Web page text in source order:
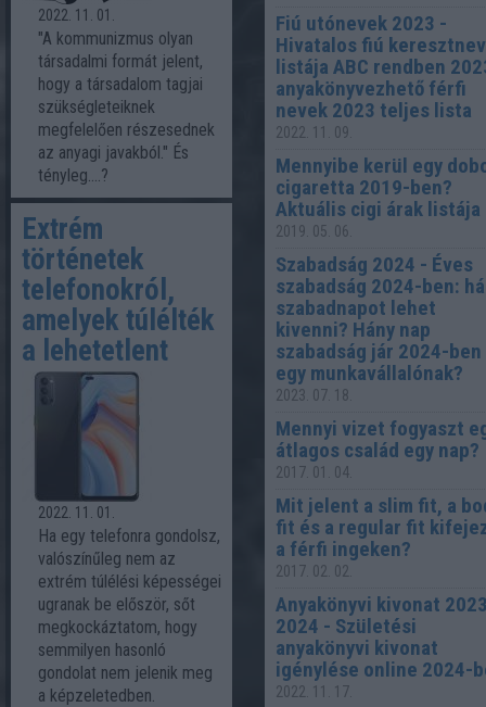
2022. 11. 01.
"A kommunizmus olyan
társadalmi formát jelent,
hogy a társadalom tagjai
szükségleteiknek
megfelelően részesednek
az anyagi javakból." És
tényleg....?
Extrém
történetek
telefonokról,
amelyek túlélték
a lehetetlent
2022. 11. 01.
Ha egy telefonra gondolsz,
valószínűleg nem az
extrém túlélési képességei
ugranak be először, sőt
megkockáztatom, hogy
semmilyen hasonló
gondolat nem jelenik meg
a képzeletedben.
Fiú utónevek 2023 -
Hivatalos fiú
listája ABC rendben
anyakönyvezhető férfi
nevek 2023 teljes lista
2022. 11. 09.
Mennyibe kerül egy
cigaretta 2019-ben?
Aktuális cigi árak listája
2019. 05. 06.
Szabadság 2024 - Éves
szabadság 2024-ben:
szabadnapot lehet
kivenni? Hány nap
szabadság jár 2024-ben
egy munkavállalónak?
2023. 07. 18.
Mennyi vizet fogyaszt
átlagos család egy nap?
2017. 01. 04.
Mit jelent a slim fit, a
fit és a regular fit
a férfi ingeken?
2017. 02. 02.
Anyakönyvi kivonat
2024 - Születési
anyakönyvi kivonat
igénylése online 2024-
2022. 11. 17.